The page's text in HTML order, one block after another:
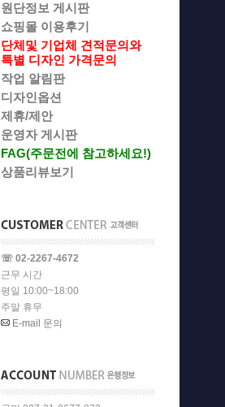
원단정보 게시판
쇼핑몰 이용후기
단체및 기업체 견적문의와
특별 디자인 가격문의
작업 알림판
디자인옵션
제휴/제안
운영자 게시판
FAG(주문전에 참고하세요!)
상품리뷰보기
☏ 02-2267-4672
근무 시간
평일 10:00~18:00
주말 휴무
E-mail 문의